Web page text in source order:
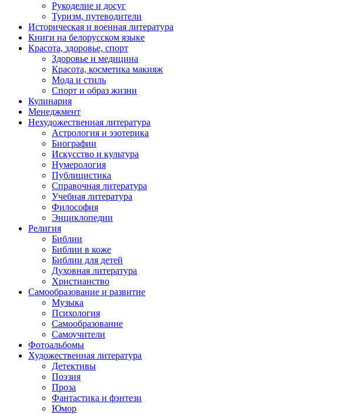
Рукоделие и досуг
Туризм, путеводители
Историческая и военная литература
Книги на белорусском языке
Красота, здоровье, спорт
Здоровье и медицина
Красота, косметика макияж
Мода и стиль
Спорт и образ жизни
Кулинария
Менеджмент
Нехудожественная литература
Астрология и эзотерика
Биографии
Искусство и культура
Нумерология
Публицистика
Справочная литература
Учебная литература
Философия
Энциклопедии
Религия
Библии
Библии в коже
Библии для детей
Духовная литература
Христианство
Самообразование и развитие
Музыка
Психология
Самообразование
Самоучители
Фотоальбомы
Художественная литература
Детективы
Поэзия
Проза
Фантастика и фэнтези
Юмор